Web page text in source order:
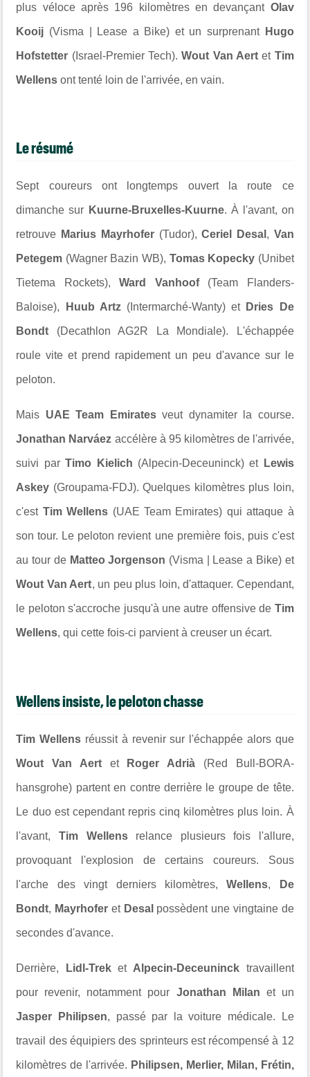
plus véloce après 196 kilomètres en devançant Olav
Kooij (Visma | Lease a Bike) et un surprenant Hugo
Hofstetter (Israel-Premier Tech).Wout Van Aertet Tim
Wellensont tenté loin de l'arrivée, en vain.
Le résumé
Sept coureurs ont longtemps ouvert la route ce
dimanche sur Kuurne-Bruxelles-Kuurne. À l'avant, on
retrouve Marius Mayrhofer(Tudor),Ceriel Desal , Van
Petegem (Wagner Bazin WB), Tomas Kopecky (Unibet
Tietema Rockets),Ward Vanhoof(Team Flanders-
Baloise), Huub Artz(Intermarché-Wanty) et Dries De
Bondt (Decathlon AG2R La Mondiale). L'échappée
roule vite et prend rapidement un peu d'avance sur le
peloton.
Mais UAE Team Emiratesveut dynamiter la course.
Jonathan Narváez accélère à 95 kilomètres de l'arrivée,
suivi parTimo Kielich (Alpecin-Deceuninck) et Lewis
Askey (Groupama-FDJ). Quelques kilomètres plus loin,
c'est Tim Wellens (UAE Team Emirates) qui attaque à
son tour. Le peloton revient une première fois, puis c'est
au tour de Matteo Jorgenson (Visma | Lease a Bike) et
Wout Van Aert, un peu plus loin, d'attaquer. Cependant,
le peloton s'accroche jusqu'à une autre offensive de Tim
Wellens, qui cette fois-ci parvient à creuser un écart.
Wellens insiste, le peloton chasse
Tim Wellens réussit à revenir sur l'échappée alors que
Wout Van Aertet Roger Adrià (Red Bull-BORA-
hansgrohe) partent en contre derrière le groupe de tête.
Le duo est cependant repris cinq kilomètres plus loin. À
l'avant, Tim Wellensrelance plusieurs fois l'allure,
provoquant l'explosion de certains coureurs. Sous
l'arche des vingt derniers kilomètres,Wellens, De
Bondt, Mayrhofer et Desal possèdent une vingtaine de
secondes d'avance.
Derrière, Lidl-Treket Alpecin-Deceuninck travaillent
pour revenir, notamment pour Jonathan Milan et un
Jasper Philipsen, passé par la voiture médicale. Le
travail des équipiers des sprinteurs est récompensé à 12
kilomètres de l'arrivée. Philipsen, Merlier, Milan, Frétin,